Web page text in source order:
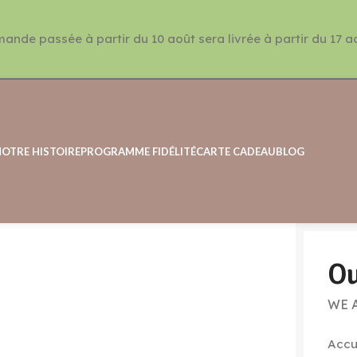
passée à partir du 10 août sera livrée à partir du 17
HISTOIREPROGRAMME FIDÉLITÉCARTE CADEAUBLOG
WE